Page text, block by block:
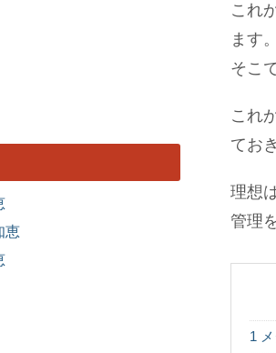
これ
ます。
そこ
これ
てお
理想
管理
1
恵